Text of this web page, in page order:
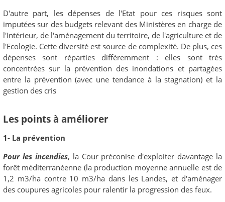
D'autre part, les dépenses de l'Etat pour ces risques sont
imputées sur des budgets relevant des Ministères en charge de
l'Intérieur, de l'aménagement du territoire, de l'agriculture et de
l'Ecologie. Cette diversité est source de complexité. De plus, ces
dépenses sont réparties différemment : elles sont très
concentrées sur la prévention des inondations et partagées
entre la prévention (avec une tendance à la stagnation) et la
gestion des cris
Les points à améliorer
1- La prévention
Pour les incendies, la Cour préconise d'exploiter davantage la
forêt méditerranéenne (la production moyenne annuelle est de
1,2 m3/ha contre 10 m3/ha dans les Landes, et d'aménager
des coupures agricoles pour ralentir la progression des feux.